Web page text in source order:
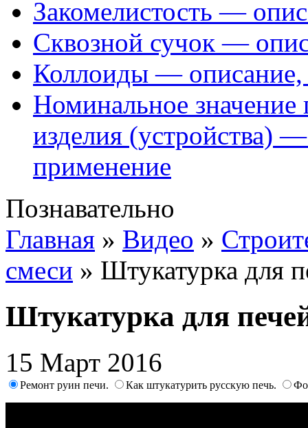
Закомелистость —
Сквозной сучок —
Коллоиды — описание,
Номинальное значение
изделия (устройства)
применение
Познавательно
Главная » Видео »
смеси » Штукатурка для
Штукатурка для
15 Март 2016
Ремонт руин печи. Как штукатурить русскую печь.